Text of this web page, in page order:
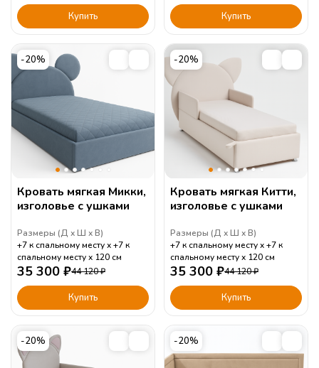
Купить Купить
-20%
Кровать мягкая Микки,
изголовье с ушками
Размеры (Д Ш В)
+7 к спальному месту
+7 к
спальному месту
120 см
35 300 ₽44 120₽
Купить
-20%
Кровать мягкая Китти,
изголовье с ушками
Размеры (Д Ш В)
+7 к спальному месту
+7 к
спальному месту
120 см
35 300 ₽44 120₽
Купить
-20% -20%